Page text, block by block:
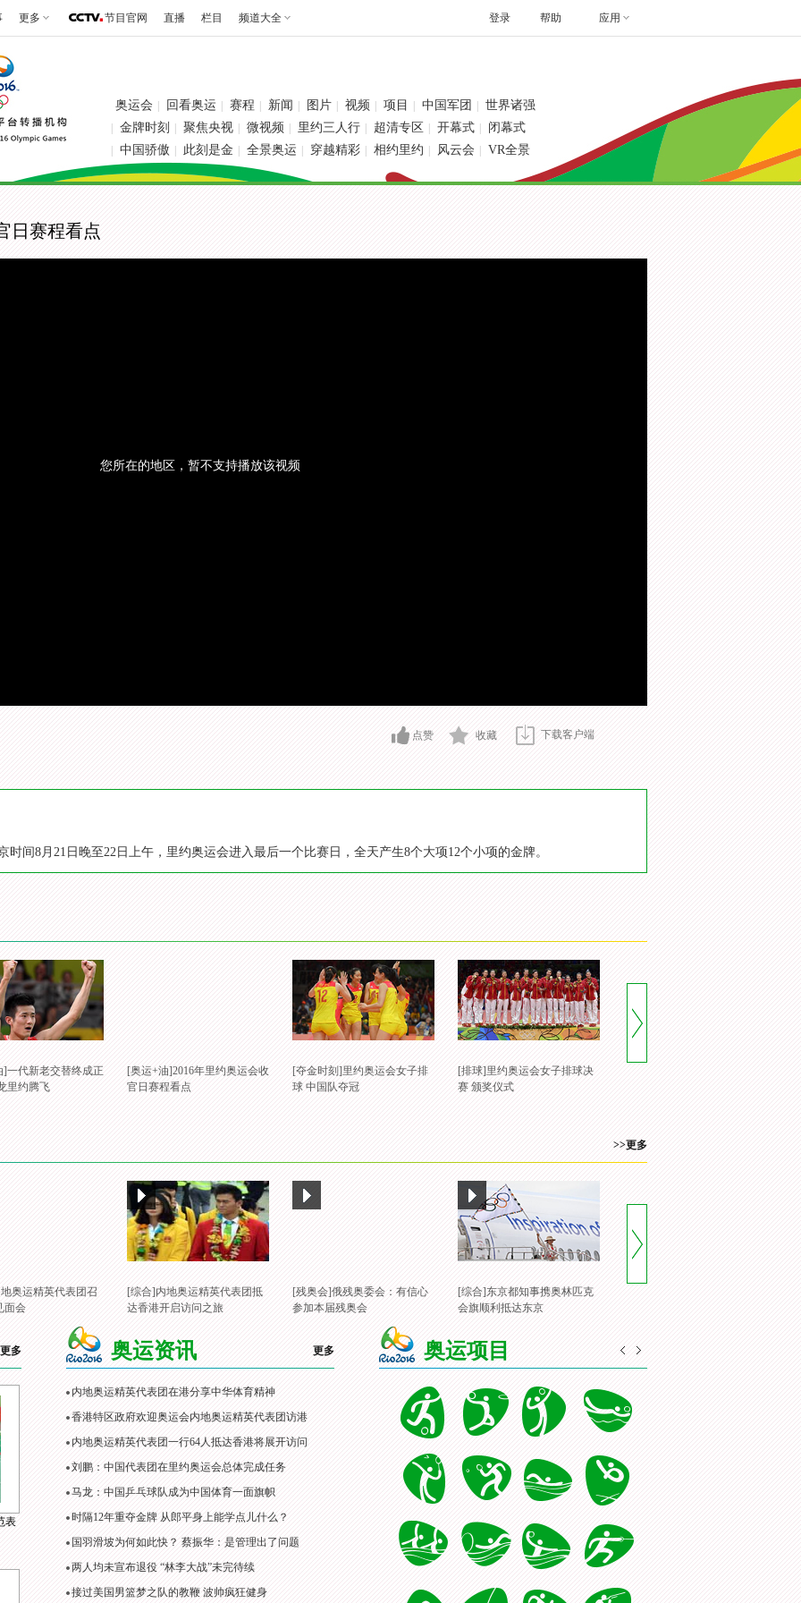
更多 节目官网 直播 栏目 频道大全 帮助 应用
登录
奥运会 回看奥运 赛程 新闻 图片 视频 项目 中国军团 世界诸强
金牌时刻 聚焦央视 微视频 里约三人行 超清专区 开幕式 闭幕式
中国骄傲 此刻是金 全景奥运 穿越精彩 相约里约 风云会 VR全景
日赛程看点
您所在的地区，暂不支持播放该视频
点赞 收藏 下载客户端
时间8月21日晚至22日上午，里约奥运会进入最后一个比赛日，全天产生8个大项12个小项的金牌。
]一代新老交替终成正
里约腾飞
[奥运+油]2016年里约奥运会收
官日赛程看点
[夺金时刻]里约奥运会女子排
球 中国队夺冠
[排球]里约奥运会女子排球决
赛 颁奖仪式
>>更多
奥运精英代表团召
面会
[综合]内地奥运精英代表团抵
达香港开启访问之旅
[残奥会]俄残奥委会：有信心
参加本届残奥会
[综合]东京都知事携奥林匹克
会旗顺利抵达东京
更多
表
奥运资讯 更多
内地奥运精英代表团在港分享中华体育精神
香港特区政府欢迎奥运会内地奥运精英代表团访港
内地奥运精英代表团一行64人抵达香港将展开访问
刘鹏：中国代表团在里约奥运会总体完成任务
马龙：中国乒乓球队成为中国体育一面旗帜
时隔12年重夺金牌 从郎平身上能学点儿什么？
国羽滑坡为何如此快？ 蔡振华：是管理出了问题
两人均未宣布退役 “林李大战”未完待续
接过美国男篮梦之队的教鞭 波帅疯狂健身
奥运项目